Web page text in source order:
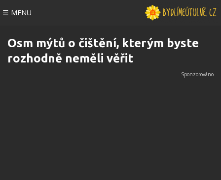
☰ MENU
Osm mýtů o čištění, kterým byste
rozhodně neměli věřit